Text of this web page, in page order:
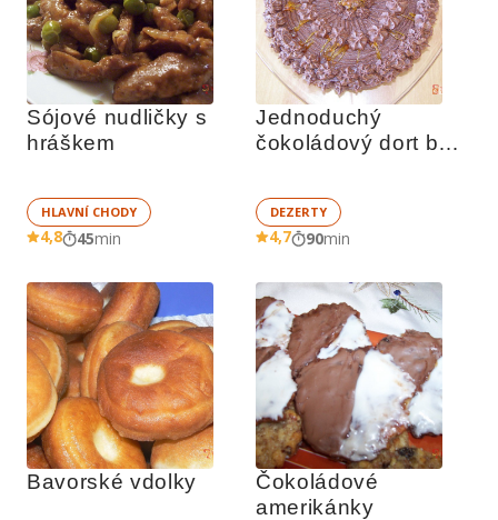
Sójové nudličky s
hráškem
HLAVNÍ CHODY
4,8 45min
Jednoduchý
čokoládový dort bez
DEZERTY
4,7 90min
Bavorské vdolky
Čokoládové
amerikánky